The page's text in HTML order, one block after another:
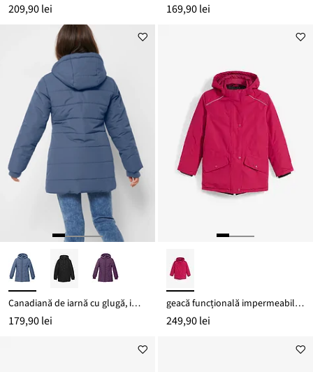
209,90 lei 169,90 lei
Canadiană de iarnă cu glugă, impermeabilă
179,90 lei
geacă funcțională impermeabilă cu glugă detașabilă și detalii reflectorizante
249,90 lei